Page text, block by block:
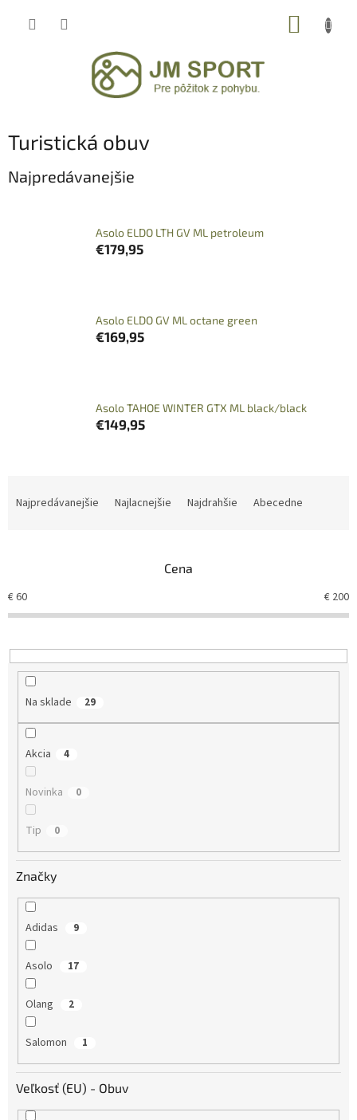
Turistická obuv
Najpredávanejšie
Asolo ELDO LTH GV ML petroleum
€179,95
Asolo ELDO GV ML octane green
€169,95
Asolo TAHOE WINTER GTX ML black/black
€149,95
e
p
r
d
Najpredávanejšie Najlacnejšie Najdrahšie Abecedne
Cena
€60 € 200
Na sklade 29
Akcia 4
Novinka 0
Tip 0
Značky
Adidas 9
Asolo 17
Olang 2
Salomon 1
Veľkosť (EU) - Obuv